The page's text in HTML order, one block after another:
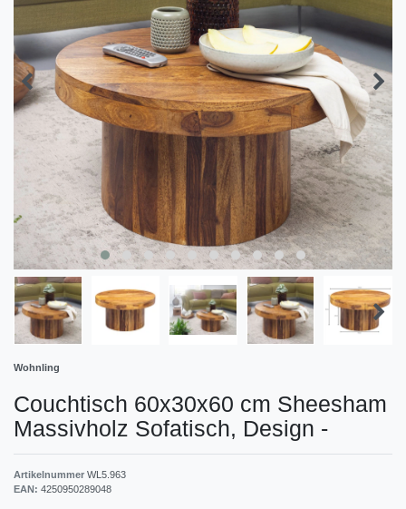
Wohnling
Couchtisch 60x30x60 cm Sheesham
Massivholz Sofatisch, Design -
Artikelnummer WL5.963
EAN: 4250950289048